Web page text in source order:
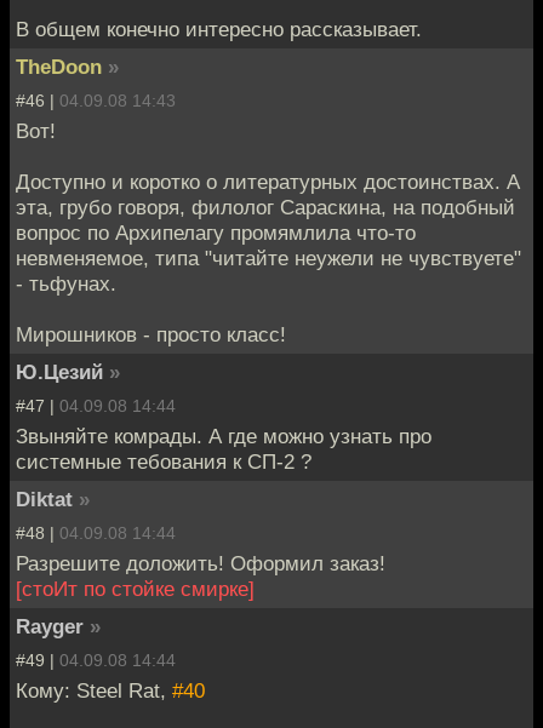
В общем конечно интересно рассказывает.
TheDoon »
#46 | 04.09.08 14:43
Вот!
Доступно и коротко о литературных достоинствах. А
эта, грубо говоря, филолог Сараскина, на подобный
вопрос по Архипелагу промямлила что-то
невменяемое, типа "читайте неужели не чувствуете"
- тьфунах.
Мирошников - просто класс!
Ю.Цезий »
#47 | 04.09.08 14:44
Звыняйте комрады. А где можно узнать про
системные тебования к СП-2 ?
Diktat »
#48 | 04.09.08 14:44
Разрешите доложить! Оформил заказ!
[стоИт по стойке смирке]
Rayger »
#49 | 04.09.08 14:44
Кому: Steel Rat, #40